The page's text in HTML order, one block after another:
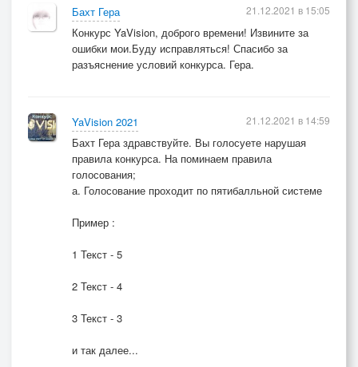
Бахт Гера
Конкурс YaVision, доброго времени! Извините за
ошибки мои.Буду исправляться! Спасибо за
разъяснение условий конкурса. Гера.
21.12.2021 в 15:05
YaVision 2021
Бахт Гера здравствуйте. Вы голосуете нарушая
правила конкурса. На поминаем правила
голосования;
а. Голосование проходит по пятибалльной системе
Пример :
1 Текст - 5
2 Текст - 4
3 Текст - 3
и так далее...
21.12.2021 в 14:59